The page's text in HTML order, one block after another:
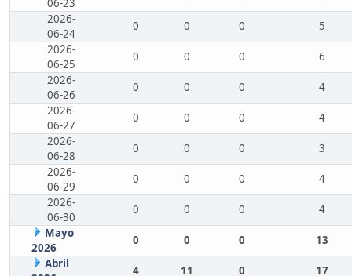
2026-
06-24
0 0 0
5
2026-
06-25
0 0 0
6
2026-
06-26
0 0 0
4
2026-
06-27
0 0 0
4
2026-
06-28
0 0 0
3
2026-
06-29
0 0 0
4
2026-
06-30
0 0 0
4
Mayo
2026
0 0 0
13
Abril
4 11 0
17